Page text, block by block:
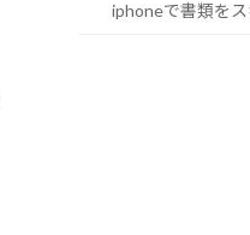
iphoneで書類を